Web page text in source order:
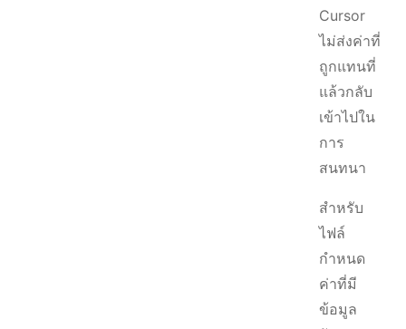
Cursor
ไม่ส่งค่าที่
ถูกแทนที่
แล้วกลับ
เข้าไปใน
การ
สนทนา
สำหรับ
ไฟล์
กำหนด
ค่าที่มี
ข้อมูล